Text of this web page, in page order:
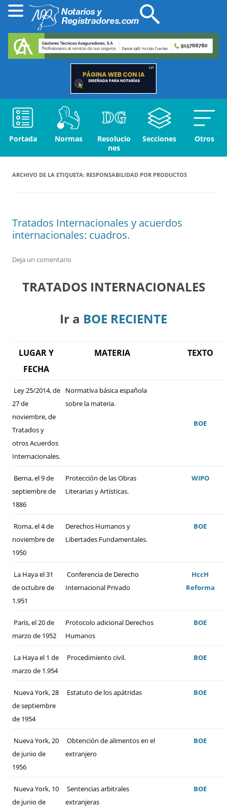
Portada Normas
Resolucio
nes
Secciones Otros
ARCHIVO DE LA ETIQUETA: RESPONSABILIDAD POR PRODUCTOS
Tratados Internacionales y acuerdos
internacionales: cuadros.
Deja un comentario
TRATADOS INTERNACIONALES
Ir a BOE RECIENTE
LUGAR Y
FECHA
MATERIA TEXTO
Ley 25/2014, de
27 de
noviembre, de
Tratados y
otros Acuerdos
Internacionales.
Normativa básica española
sobre la materia.
BOE
Berna, el 9 de
septiembre de
1886
Protección de las Obras
Literarias y Artísticas.
WIPO
Roma, el 4 de
noviembre de
1950
Derechos Humanos y
Libertades Fundamentales.
BOE
La Haya el 31
de octubre de
1.951
Conferencia de Derecho
Internacional Privado
HccH
Reforma
París, el 20 de
marzo de 1952
Protocolo adicional Derechos
Humanos
BOE
La Haya el 1 de
marzo de 1.954
Procedimiento civil. BOE
Nueva York, 28
de septiembre
de 1954
Estatuto de los apátridas BOE
Nueva York, 20
de junio de
1956
Obtención de alimentos en el
extranjero
BOE
Nueva York, 10
de junio de
Sentencias arbitrales
extranjeras
BOE